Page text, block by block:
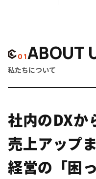
01ABOUT
私たちについて
社内のDXか
売上アップま
経営の「困